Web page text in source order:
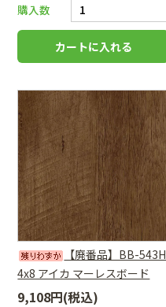
購入数
【廃番品】BB-543H
4x8 アイカ マーレスボード
9,108円(税込)